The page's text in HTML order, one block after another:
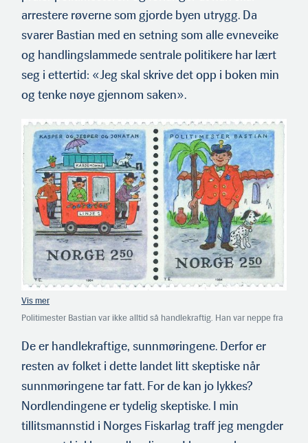
arrestere røverne som gjorde byen utrygg. Da
svarer Bastian med en setning som alle evneveike
og handlingslammede sentrale politikere har lært
seg i ettertid: «Jeg skal skrive det opp i boken min
og tenke nøye gjennom saken».
Politimester Bastian var ikke alltid så handlekraftig. Han var neppe fra
serie som hedret Thorbjørn Egners kjente karakterer, og ble utgitt 15.
De er handlekraftige, sunnmøringene. Derfor er
resten av folket i dette landet litt skeptiske når
sunnmøringene tar fatt. For de kan jo lykkes?
Nordlendingene er tydelig skeptiske. I min
tillitsmannstid i Norges Fiskarlag traff jeg mengder